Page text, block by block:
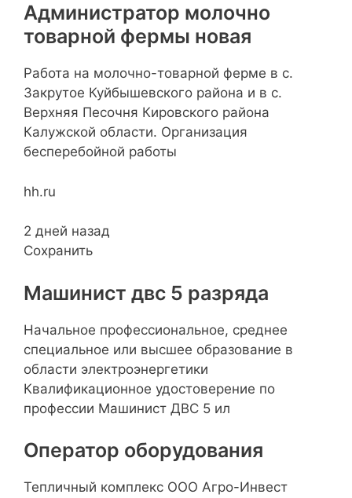
Администратор молочно
товарной фермы новая
Работа на молочно-товарной ферме в с.
Закрутое Куйбышевского района и в с.
Верхняя Песочня Кировского района
Калужской области. Организация
бесперебойной работы
hh.ru
2 дней назад
Сохранить
Машинист двс 5 разряда
Начальное профессиональное, среднее
специальное или высшее образование в
области электроэнергетики
Квалификационное удостоверение по
профессии Машинист ДВС 5 ил
Оператор оборудования
Тепличный комплекс ООО Агро-Инвест